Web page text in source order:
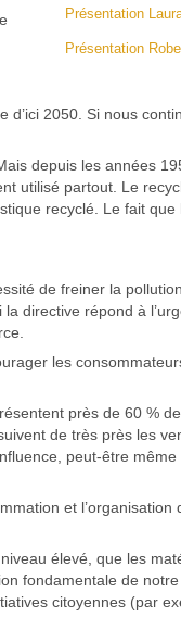
Présentation
Présentation
2050. Si nous
depuis les années
utilisé partout. Le
recyclé. Le fait que
de freiner la
directive répond à
les
près de 60 %
de très près les
peut-être même
et l’organisation
élevé, que les
fondamentale de
citoyennes (par